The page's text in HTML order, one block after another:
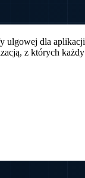
ulgowej dla
z których